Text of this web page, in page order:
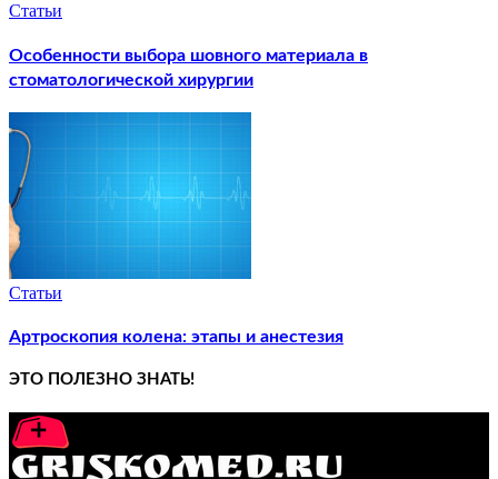
Статьи
Особенности выбора шовного материала в
стоматологической хирургии
Статьи
Артроскопия колена: этапы и анестезия
ЭТО ПОЛЕЗНО ЗНАТЬ!